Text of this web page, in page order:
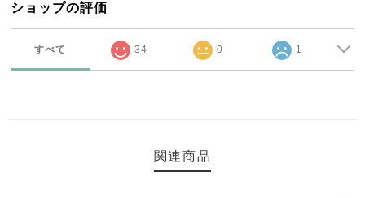
ショップの評価
すべて 34 0 1
関連商品